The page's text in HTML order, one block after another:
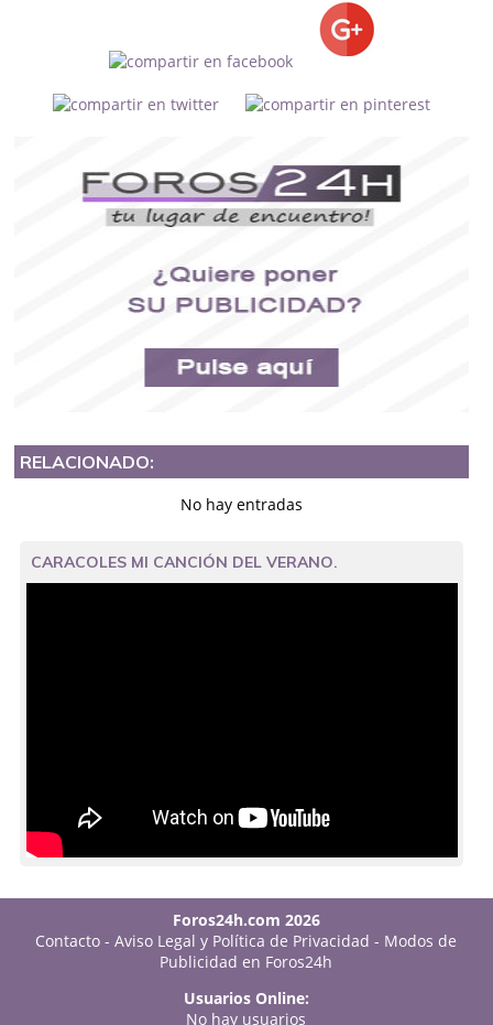
RELACIONADO:
No hay entradas
CARACOLES MI CANCIÓN DEL VERANO.
Foros24h.com 2026
Contacto -Aviso Legal y Política de Privacidad - Modos de
Publicidad en Foros24h
Usuarios Online:
No hay usuarios